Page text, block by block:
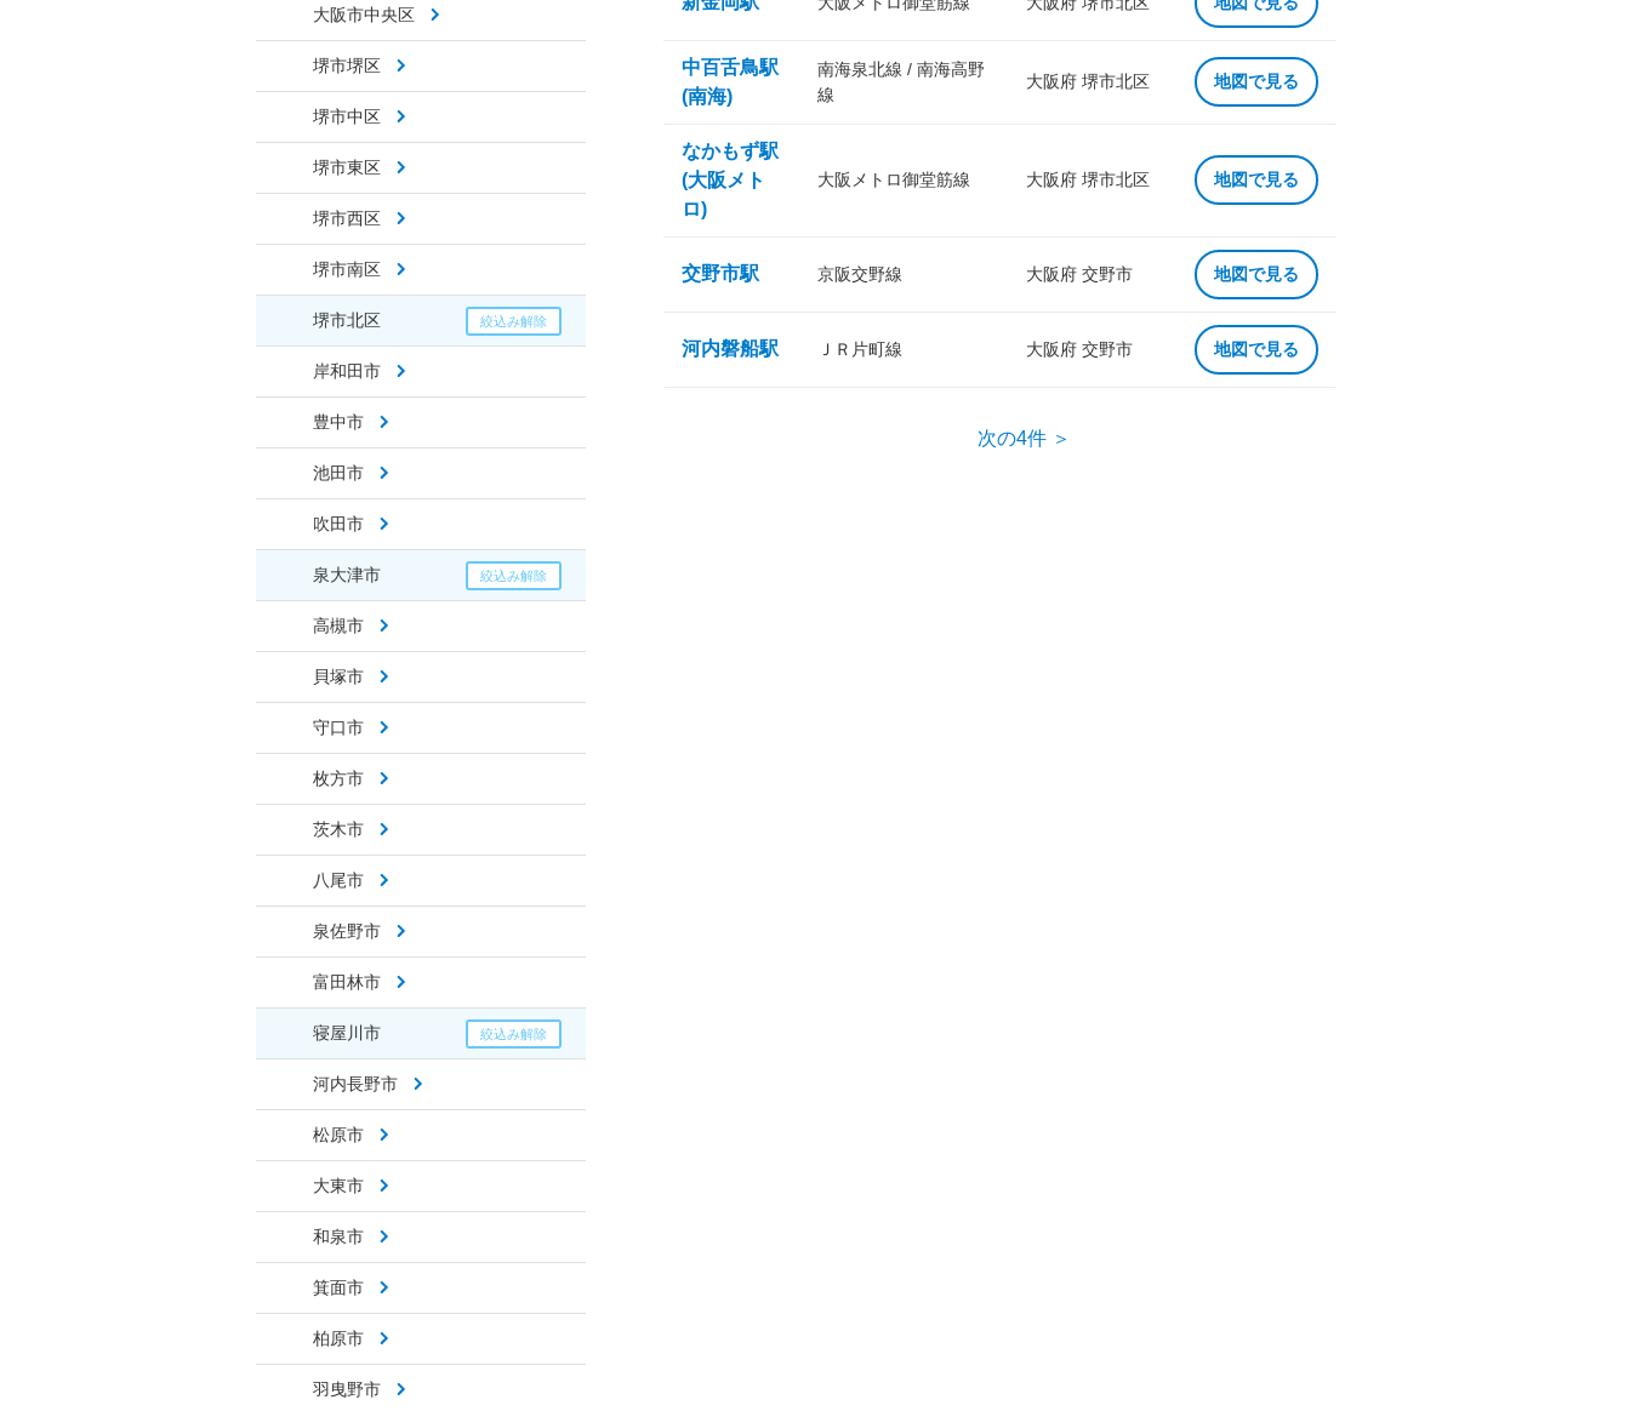
大阪市中央区
堺市堺区
堺市中区
堺市東区
堺市西区
堺市南区
堺市北区
岸和田市
豊中市
池田市
吹田市
泉大津市
高槻市
貝塚市
守口市
枚方市
茨木市
八尾市
泉佐野市
富田林市
寝屋川市
河内長野市
松原市
大東市
和泉市
箕面市
柏原市
羽曳野市
中百舌鳥駅
(南海)
南海泉北線 / 南海高野
線
大阪府 堺市北区 地図で見る
なかもず駅
(大阪メト
ロ)
大阪メトロ御堂筋線 大阪府 堺市北区 地図で見る
交野市駅 京阪交野線 大阪府 交野市 地図で見る
河内磐船駅 ＪＲ片町線 大阪府 交野市 地図で見る
次の4件 ＞